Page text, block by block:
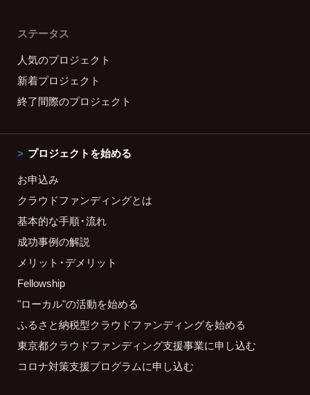
ステータス
人気のプロジェクト
新着プロジェクト
終了間際のプロジェクト
プロジェクトを始める
お申込み
クラウドファンディングとは
基本的な手順・流れ
成功事例の解説
メリット・デメリット
Fellowship
"ローカル"の活動を始める
ふるさと納税型クラウドファンディングを始める
東京都クラウドファンディング支援事業に申し込む
コロナ対策支援プログラムに申し込む